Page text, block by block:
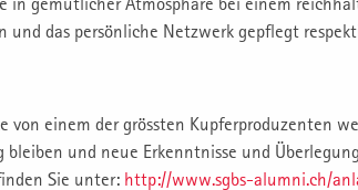
und das persönliche Netzwerk gepflegt
von einem der grössten Kupferproduzenten
bleiben und neue Erkenntnisse und
Sie unter: http://www.sgbs-alumni.ch/